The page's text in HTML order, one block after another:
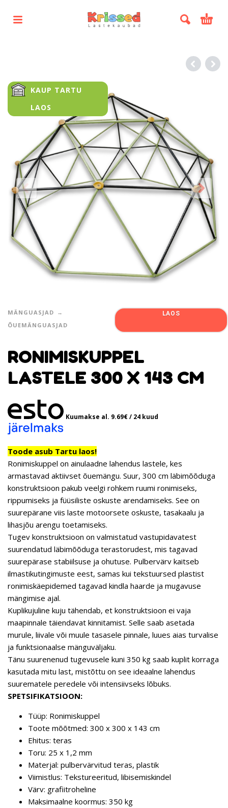
KAUP TARTU
LAOS
MÄNGUASJAD
ÕUEMÄNGUASJAD
LAOS
RONIMISKUPPEL
LASTELE 300 X 143 CM
Kuumakse al. 9.69€/ 24 kuud
Toode asub Tartu laos!
Ronimiskuppel on ainulaadne lahendus lastele, kes
armastavad aktiivset õuemängu. Suur, 300 cm läbimõõduga
konstruktsioon pakub veelgi rohkem ruumi ronimiseks,
rippumiseks ja füüsiliste oskuste arendamiseks. See on
suurepärane viis laste motoorsete oskuste, tasakaalu ja
lihasjõu arengu toetamiseks.
Tugev konstruktsioon on valmistatud vastupidavatest
suurendatud läbimõõduga terastorudest, mis tagavad
suurepärase stabiilsuse ja ohutuse. Pulbervärv kaitseb
ilmastikutingimuste eest, samas kui tekstuursed plastist
ronimiskäepidemed tagavad kindla haarde ja mugavuse
mängimise ajal.
Kuplikujuline kuju tähendab, et konstruktsioon ei vaja
maapinnale täiendavat kinnitamist. Selle saab asetada
murule, liivale või muule tasasele pinnale, luues aias turvalise
ja funktsionaalse mänguväljaku.
Tänu suurenenud tugevusele kuni 350 kg saab kuplit korraga
kasutada mitu last, mistõttu on see ideaalne lahendus
suurematele peredele või intensiivseks lõbuks.
SPETSIFIKATSIOON:
Tüüp: Ronimiskuppel
Toote mõõtmed: 300 x 300 x 143 cm
Ehitus: teras
Toru: 25 x 1,2 mm
Materjal: pulbervärvitud teras, plastik
Viimistlus: Tekstureeritud, libisemiskindel
Värv: grafiitroheline
Maksimaalne koormus: 350 kg